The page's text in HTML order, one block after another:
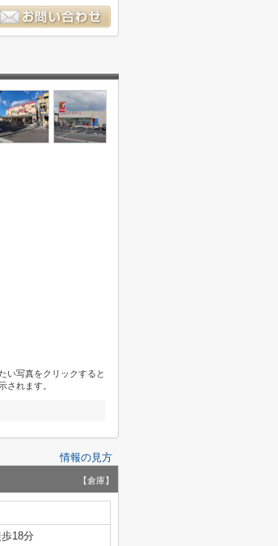
い写真をクリックすると
されます。
情報の見方
【倉庫】
歩18分